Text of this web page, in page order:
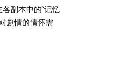
副本中的“记忆
剧情的情怀需